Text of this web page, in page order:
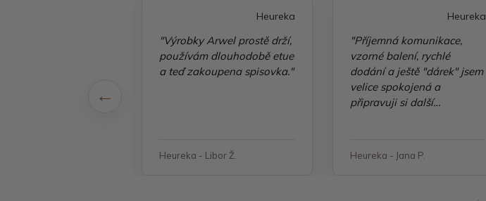
Heureka
"Výrobky Arwel prostě drží,
používám dlouhodobě etue
a teď zakoupena spisovka."
Heureka - Libor Ž.
Heureka
"Příjemná komunikace,
vzorné balení, rychlé
dodání a ještě "dárek" jsem
velice spokojená a
připravuji si další
Heureka - Jana P.